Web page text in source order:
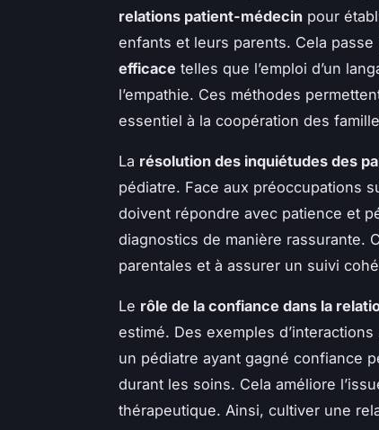
relations patient-médecin pour
enfants et leurs parents. Cela passe
efficace telles que l’emploi d’un
l’empathie. Ces méthodes
essentiel à la coopération des
La résolution des inquiétudes des
pédiatre. Face aux préoccupations
doivent répondre avec patience et
diagnostics de manière rassurante.
parentales et à assurer un suivi
Le rôle de la confiance dans la
estimé. Des exemples
un pédiatre ayant gagné confiance
durant les soins. Cela améliore
thérapeutique. Ainsi, cultiver une